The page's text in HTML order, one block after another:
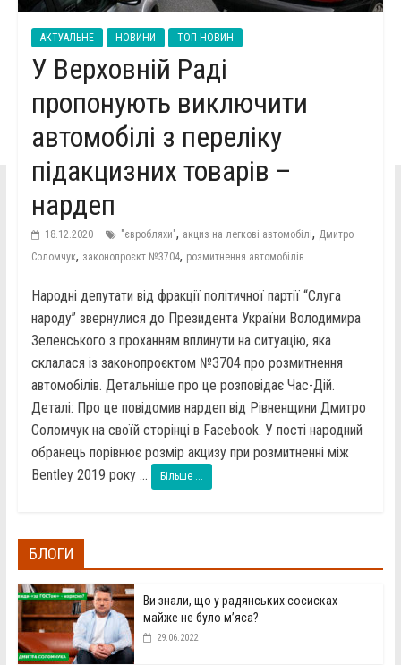
АКТУАЛЬНЕ НОВИНИ ТОП-НОВИН
У Верховній Раді
пропонують виключити
автомобілі з переліку
підакцизних товарів –
нардеп
18.12.2020 "євробляхи", акциз на легкові автомобілі, Дмитро
Соломчук, законопроєкт №3704, розмитнення автомобілів
Народні депутати від фракції політичної партії “Слуга
народу” звернулися до Президента України Володимира
Зеленського з проханням вплинути на ситуацію, яка
склалася із законопроєктом №3704 про розмитнення
автомобілів. Детальніше про це розповідає Час-Дій.
Деталі: Про це повідомив нардеп від Рівненщини Дмитро
Соломчук на своїй сторінці в Facebook. У пості народний
обранець порівнює розмір акцизу при розмитненні між
Bentley 2019 року ...
Більше ...
БЛОГИ
Ви знали, що у радянських сосисках
майже не було м’яса?
29.06.2022